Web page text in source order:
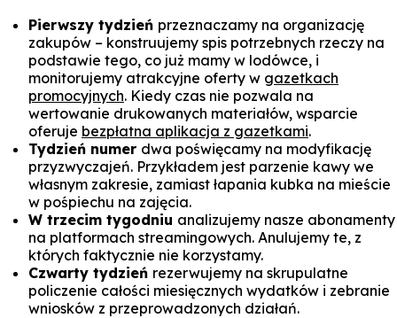
Pierwszy tydzień przeznaczamy na organizację
zakupów – konstruujemy spis potrzebnych rzeczy na
podstawie tego, co już mamy w lodówce, i
monitorujemy atrakcyjne oferty w gazetkach
promocyjnych. Kiedy czas nie pozwala na
wertowanie drukowanych materiałów, wsparcie
oferuje bezpłatna aplikacja z gazetkami.
Tydzień numer dwa poświęcamy na modyfikację
przyzwyczajeń. Przykładem jest parzenie kawy we
własnym zakresie, zamiast łapania kubka na mieście
w pośpiechu na zajęcia.
W trzecim tygodniu analizujemy nasze abonamenty
na platformach streamingowych. Anulujemy te, z
których faktycznie nie korzystamy.
Czwarty tydzień rezerwujemy na skrupulatne
policzenie całości miesięcznych wydatków i zebranie
wniosków z przeprowadzonych działań.